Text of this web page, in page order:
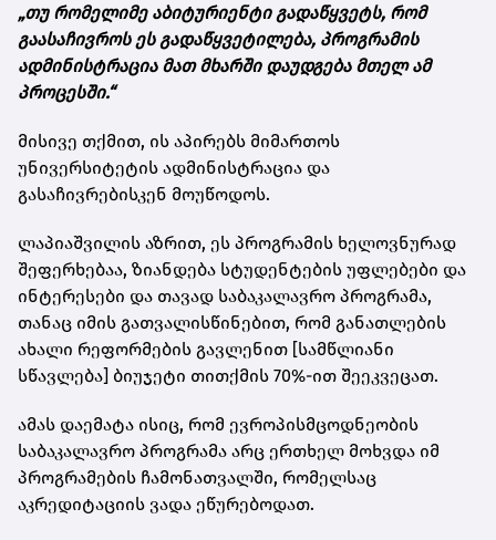
„თუ რომელიმე აბიტურიენტი გადაწყვეტს, რომ
გაასაჩივროს ეს გადაწყვეტილება, პროგრამის
ადმინისტრაცია მათ მხარში დაუდგება მთელ ამ
პროცესში.“
მისივე თქმით, ის აპირებს მიმართოს
უნივერსიტეტის ადმინისტრაცია და
გასაჩივრებისკენ მოუწოდოს.
ლაპიაშვილის აზრით, ეს პროგრამის ხელოვნურად
შეფერხებაა, ზიანდება სტუდენტების უფლებები და
ინტერესები და თავად საბაკალავრო პროგრამა,
თანაც იმის გათვალისწინებით, რომ განათლების
ახალი რეფორმების გავლენით [სამწლიანი
სწავლება] ბიუჯეტი თითქმის 70%-ით შეეკვეცათ.
ამას დაემატა ისიც, რომ ევროპისმცოდნეობის
საბაკალავრო პროგრამა არც ერთხელ მოხვდა იმ
პროგრამების ჩამონათვალში, რომელსაც
აკრედიტაციის ვადა ეწურებოდათ.